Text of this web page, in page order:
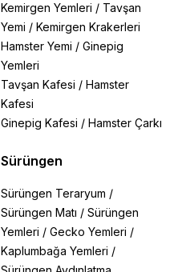
Kemirgen Yemleri / Tavşan
Yemi / Kemirgen Krakerleri
Hamster Yemi / Ginepig
Yemleri
Tavşan Kafesi / Hamster
Kafesi
Ginepig Kafesi / Hamster Çarkı
Sürüngen
Sürüngen Teraryum /
Sürüngen Matı / Sürüngen
Yemleri / Gecko Yemleri /
Kaplumbağa Yemleri /